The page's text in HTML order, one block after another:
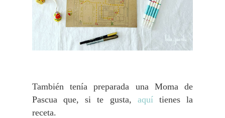
También tenía preparada una Moma de
Pascua que, si te gusta, aquítienes la
receta.